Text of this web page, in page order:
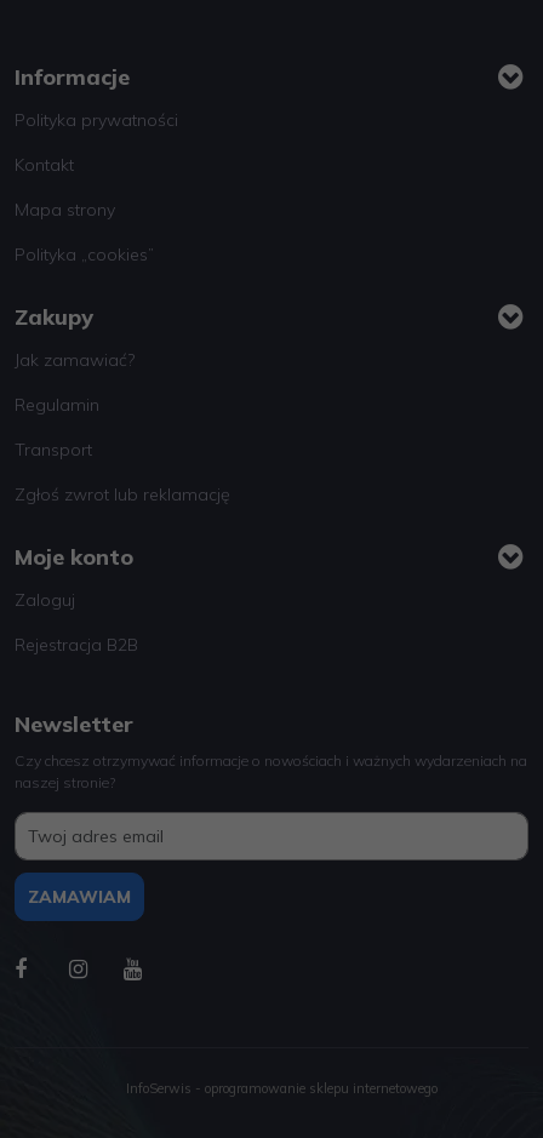
Informacje
Polityka prywatności
Kontakt
Mapa strony
Polityka „cookies”
Zakupy
Jak zamawiać?
Regulamin
Transport
Zgłoś zwrot lub reklamację
Moje konto
Zaloguj
Rejestracja B2B
Newsletter
Czy chcesz otrzymywać informacje o nowościach i ważnych wydarzeniach na
naszej stronie?
InfoSerwis - oprogramowanie sklepu internetowego